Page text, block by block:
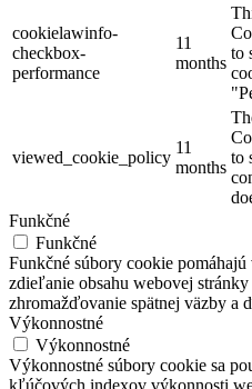
cookielawinfo-
checkbox-
performance
11
months
to
viewed_cookie_policy
11
months
to
Funkčné
Funkčné
Funkčné súbory cookie
zdieľanie obsahu webovej
zhromažďovanie spätnej väzby a
Výkonnostné
Výkonnostné
Výkonnostné súbory cookie sa